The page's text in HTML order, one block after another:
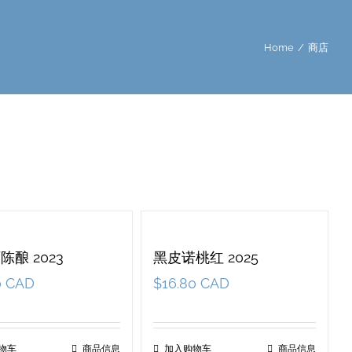
Home / 商店
酿 2023
CAD
车 商品信息
黑皮诺桃红 2025
$16.80 CAD
加入购物车 商品信息